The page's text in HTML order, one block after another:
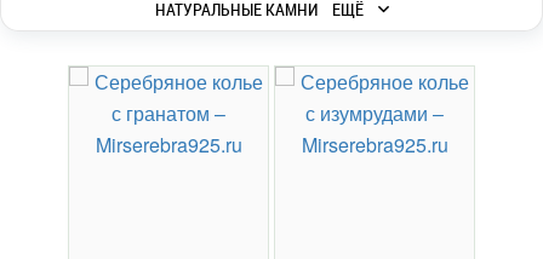
НАТУРАЛЬНЫЕ КАМНИ
ЕЩЁ